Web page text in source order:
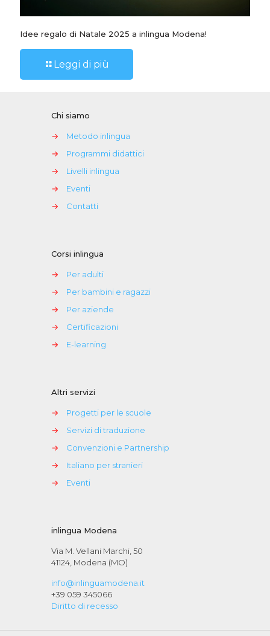
Idee regalo di Natale 2025 a inlingua Modena!
Leggi di più
Chi siamo
→
Metodo inlingua
→
Programmi didattici
→
Livelli inlingua
→
Eventi
→
Contatti
Corsi inlingua
→
Per adulti
→
Per bambini e ragazzi
→
Per aziende
→
Certificazioni
→
E-learning
Altri servizi
→
Progetti per le scuole
→
Servizi di traduzione
→
Convenzioni e Partnership
→
Italiano per stranieri
→
Eventi
inlingua Modena
Via M. Vellani Marchi, 50
41124, Modena (MO)
info@inlinguamodena.it
+39 059 345066
Diritto di recesso